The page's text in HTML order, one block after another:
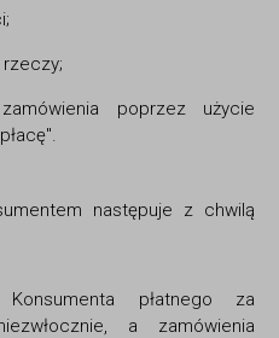
poprzez użycie
następuje z chwilą
Konsumenta płatnego za
a zamówienia